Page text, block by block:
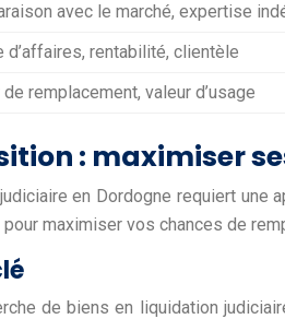
avec le marché, expertise
d’affaires, rentabilité, clientèle
remplacement, valeur d’usage
: maximiser
en Dordogne requiert
maximiser vos chances de
de biens en liquidation